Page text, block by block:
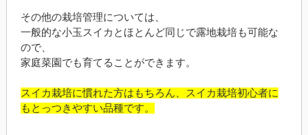
その他の栽培管理については、
一般的な小玉スイカとほとんど同じで露地栽培も可能な
ので、
家庭菜園でも育てることができます。
スイカ栽培に慣れた方はもちろん、スイカ栽培初心者に
もとっつきやすい品種です。